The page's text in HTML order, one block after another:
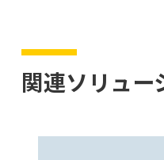
関連ソリュー